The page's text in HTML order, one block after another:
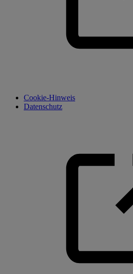
Cookie-Hinweis
Datenschutz